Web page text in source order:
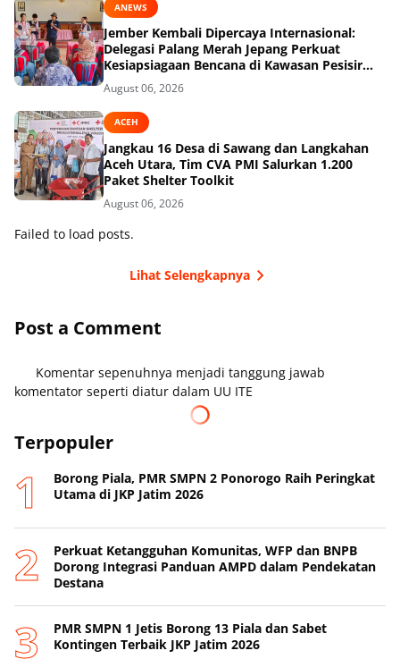
ANEWS
Jember Kembali Dipercaya Internasional:
Delegasi Palang Merah Jepang Perkuat
Kesiapsiagaan Bencana di Kawasan Pesisir
dan Sekolah
August 06, 2026
ACEH
Jangkau 16 Desa di Sawang dan Langkahan
Aceh Utara, Tim CVA PMI Salurkan 1.200
Paket Shelter Toolkit
August 06, 2026
Failed to load posts.
Lihat Selengkapnya
Post a Comment
Komentar sepenuhnya menjadi tanggung jawab
komentator seperti diatur dalam UU ITE
Terpopuler
Borong Piala, PMR SMPN 2 Ponorogo Raih Peringkat
Utama di JKP Jatim 2026
Perkuat Ketangguhan Komunitas, WFP dan BNPB
Dorong Integrasi Panduan AMPD dalam Pendekatan
Destana
PMR SMPN 1 Jetis Borong 13 Piala dan Sabet
Kontingen Terbaik JKP Jatim 2026